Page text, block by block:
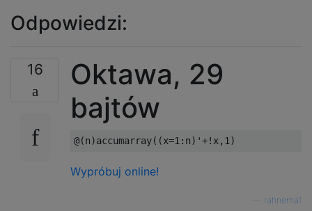
Odpowiedzi:
16
Oktawa, 29
bajtów
@(n)accumarray((x=1 : n) '+!x,1)
Wypróbuj online!
rahnema1